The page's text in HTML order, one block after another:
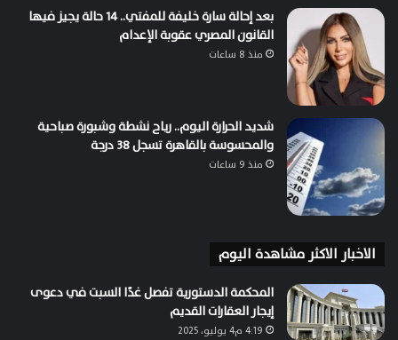
بعد إحالة سارة خليفة للمفتي.. 14 حالة يجيز فيها
القانون المصري عقوبة الإعدام
منذ 8 ساعات
شديد الحرارة اليوم.. رياح نشطة وشبورة صباحية
والمحسوسة بالقاهرة تسجل 38 درجة
منذ 9 ساعات
الاخبار الاكثر مشاهدة اليوم
المحكمة الدستورية تفصل غدًا السبت في دعوى
إيجار العقارات القديم
4:19 م4 يوليو، 2025